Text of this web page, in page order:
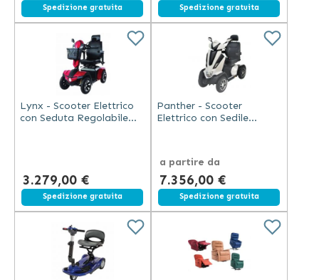
Spedizione gratuita Spedizione gratuita
Lynx - Scooter Elettrico
con Seduta Regolabile
3.279,00 €
Spedizione gratuita
Panther - Scooter
Elettrico con Sedile
a partire da
7.356,00 €
Spedizione gratuita